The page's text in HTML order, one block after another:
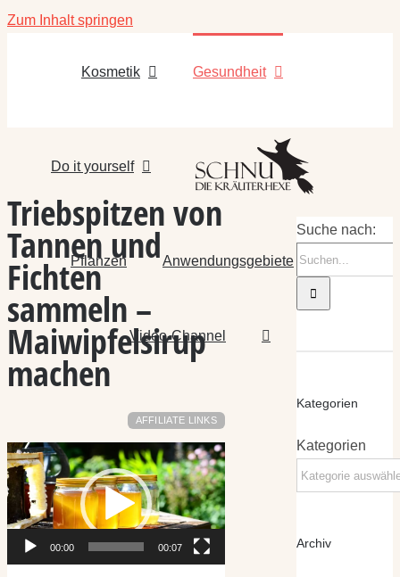
Zum Inhalt springen
Kosmetik Gesundheit
Do it yourself
Pflanzen Anwendungsgebiete
Video-Channel
Triebspitzen von
Tannen und
Fichten
sammeln –
Maiwipfelsirup
machen
AFFILIATE LINKS
Video-
Player
00:00 00:07
Suche nach:
Kategorien
Kategorien
Archiv